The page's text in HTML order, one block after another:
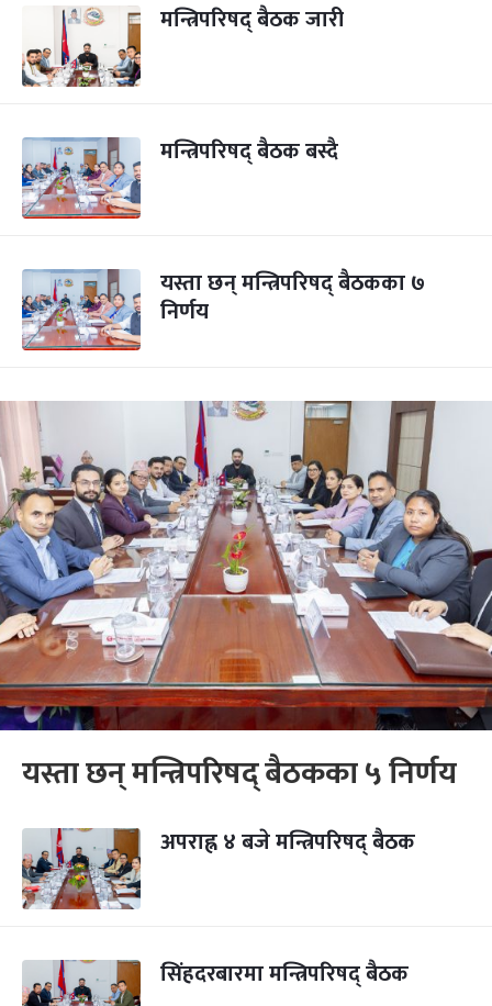
मन्त्रिपरिषद् बैठक जारी
मन्त्रिपरिषद् बैठक बस्दै
यस्ता छन् मन्त्रिपरिषद् बैठकका ७
निर्णय
यस्ता छन् मन्त्रिपरिषद् बैठकका ५ निर्णय
अपराह्न ४ बजे मन्त्रिपरिषद् बैठक
सिंहदरबारमा मन्त्रिपरिषद्‍ बैठक